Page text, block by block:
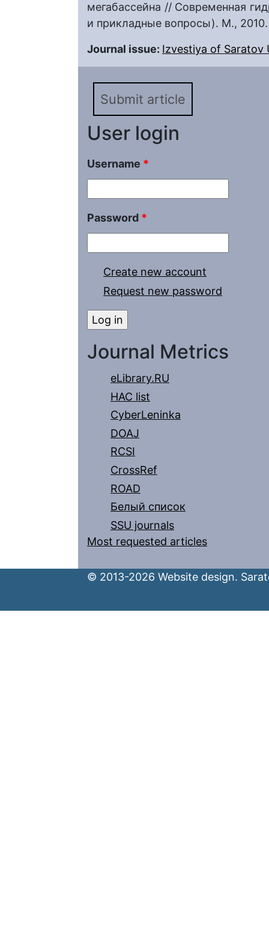
мегабассейна // Современная
и прикладные вопросы). М., 2010.
Journal issue: Izvestiya of Saratov
Submit article
User login
Username *
Password *
Create new account
Request new password
Journal Metrics
eLibrary.RU
HAC list
CyberLeninka
DOAJ
RCSI
CrossRef
ROAD
Белый список
SSU journals
Most requested articles
© 2013-2026 Website design.